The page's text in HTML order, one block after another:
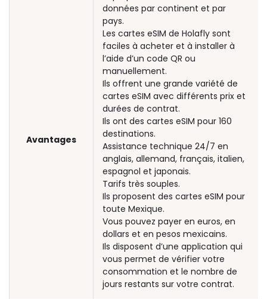
Avantages
données par continent et par
pays.
Les cartes eSIM de Holafly sont
faciles à acheter et à installer à
l’aide d’un code QR ou
manuellement.
Ils offrent une grande variété de
cartes eSIM avec différents prix et
durées de contrat.
Ils ont des cartes eSIM pour 160
destinations.
Assistance technique 24/7 en
anglais, allemand, français, italien,
espagnol et japonais.
Tarifs très souples.
Ils proposent des cartes eSIM pour
toute Mexique.
Vous pouvez payer en euros, en
dollars et en pesos mexicains.
Ils disposent d’une application qui
vous permet de vérifier votre
consommation et le nombre de
jours restants sur votre contrat.